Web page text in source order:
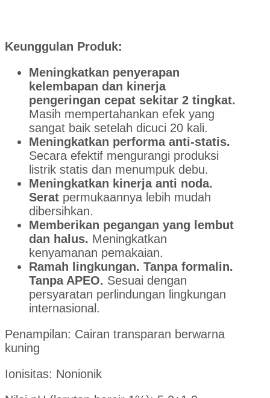
Keunggulan Produk:
Meningkatkan penyerapan
kelembapan dan kinerja
pengeringan cepat sekitar 2 tingkat.
Masih mempertahankan efek yang
sangat baik setelah dicuci 20 kali.
Meningkatkan performa anti-statis.
Secara efektif mengurangi produksi
listrik statis dan menumpuk debu.
Meningkatkan kinerja anti noda.
Serat permukaannya lebih mudah
dibersihkan.
Memberikan pegangan yang lembut
dan halus. Meningkatkan
kenyamanan pemakaian.
Ramah lingkungan. Tanpa formalin.
Tanpa APEO. Sesuai dengan
persyaratan perlindungan lingkungan
internasional.
Penampilan: Cairan transparan berwarna
kuning
Ionisitas: Nonionik